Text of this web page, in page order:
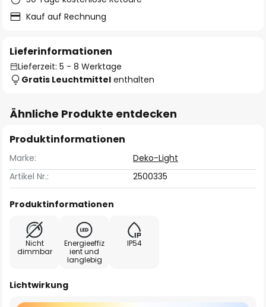
Kauf auf Rechnung
Lieferinformationen
Lieferzeit: 5 - 8 Werktage
Gratis Leuchtmittel enthalten
Ähnliche Produkte entdecken
Produktinformationen
Marke:
Deko-Light
Artikel Nr.:
2500335
Produktinformationen
Nicht
dimmbar
Energieeffiz
ient und
langlebig
IP54
Lichtwirkung